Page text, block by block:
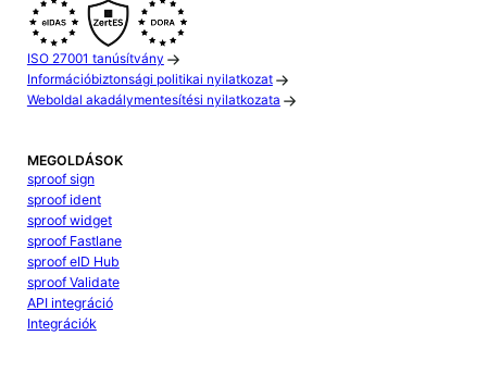
ISO 27001 tanúsítvány
Információbiztonsági politikai nyilatkozat
Weboldal akadálymentesítési nyilatkozata
MEGOLDÁSOK
sproof sign
sproof ident
sproof widget
sproof Fastlane
sproof eID Hub
sproof Validate
API integráció
Integrációk